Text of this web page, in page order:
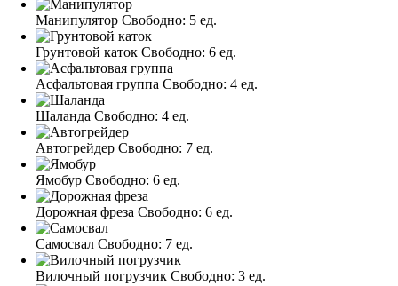
Манипулятор Свободно: 5 ед.
Грунтовой каток Свободно: 6 ед.
Асфальтовая группа Свободно: 4 ед.
Шаланда Свободно: 4 ед.
Автогрейдер Свободно: 7 ед.
Ямобур Свободно: 6 ед.
Дорожная фреза Свободно: 6 ед.
Самосвал Свободно: 7 ед.
Вилочный погрузчик Свободно: 3 ед.